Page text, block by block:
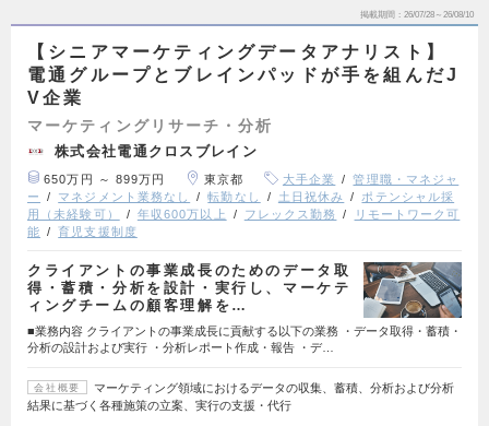
掲載期間 26/07/28～26/08/10
【シニアマーケティングデータアナリスト】
電通グループとブレインパッドが手を組んだJ
V企業
マーケティングリサーチ・分析
株式会社電通クロスブレイン
650万円 ～ 899万円 東京都 大手企業
管理職・マネジャ
ー
マネジメント業務なし 転勤なし 土日祝休み
ポテンシャル採
用（未経験可）
年収600万以上 フレックス勤務
リモートワーク可
能
育児支援制度
クライアントの事業成長のためのデータ取
得・蓄積・分析を設計・実行し、マーケテ
ィングチームの顧客理解を…
■業務内容 クライアントの事業成長に貢献する以下の業務 ・データ取得・蓄積・
分析の設計および実行 ・分析レポート作成・報告 ・デ…
会社概要
マーケティング領域におけるデータの収集、蓄積、分析および分析
結果に基づく各種施策の立案、実行の支援・代行